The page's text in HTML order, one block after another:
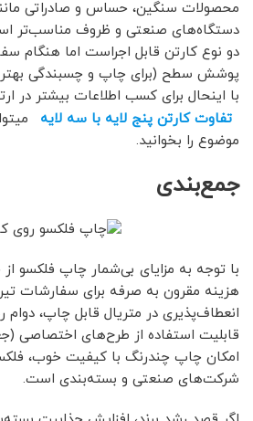
محصولات سنگین، حساس و صادراتی
دستگاه‌های صنعتی و ظروف مناسب‌تر
دو نوع کارتن قابل اجراست اما هنگام
پوشش سطح (برای چاپ و چسبندگی بهتر
با اینحال برای کسب اطلاعات بیشتر در
تفاوت کارتن پنج لایه با سه لایه
موضوع را بخوانید.
جمع‌بندی
با توجه به مزایای بی‌شمار چاپ فلکسو از
هزینه مقرون به صرفه برای سفارشات
انعطاف‌پذیری در متریال قابل چاپ، دوام
قابلیت استفاده از طرح‌های اختصاصی
امکان چاپ چندرنگ با کیفیت خوب،
شرکت‌های صنعتی و بسته‌بندی است.